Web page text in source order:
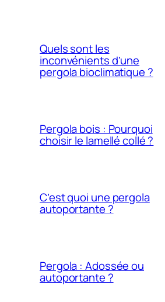
Quels sont les
inconvénients d’une
pergola bioclimatique ?
Pergola bois : Pourquoi
choisir le lamellé collé ?
C’est quoi une pergola
autoportante ?
Pergola : Adossée ou
autoportante ?